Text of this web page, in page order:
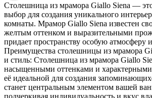
Столешница из мрамора Giallo Siena —
выбор для создания уникального
комнаты. Мрамор Giallo Siena известен
желтым оттенком и выразительными
придает пространству особую атмосферу
Преимущества столешницы из мрамора
и стиль: Столешница из мрамора Giallo
насыщенными оттенками и характерными
её идеальной для создания
станет центральным элементом вашей
подчеркивая индивидуальность и вкус